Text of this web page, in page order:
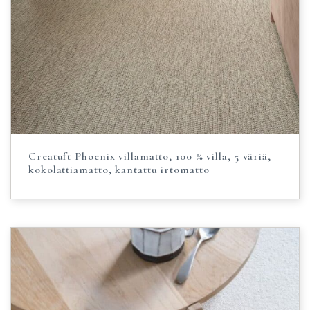
Creatuft Phoenix villamatto, 100 % villa, 5 väriä,
kokolattiamatto, kantattu irtomatto